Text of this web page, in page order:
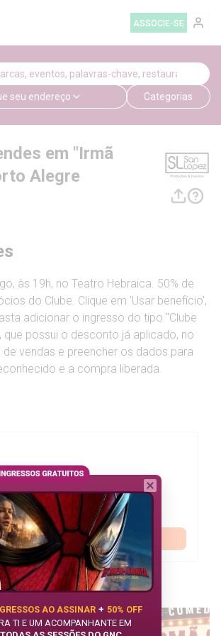
ASSOCIE-SE
seu endereço Categorias
em "Irmã
Alegre
às 19h, no Teatro Hebraica. 50% de
do Clube. Clique em 'Usar benefício',
adicionar o ingresso do tipo "Clube
que possui o desconto já aplicado, no
vendas e preencher os dados para
e a compra liberada.
Assinar agora
pode gostar